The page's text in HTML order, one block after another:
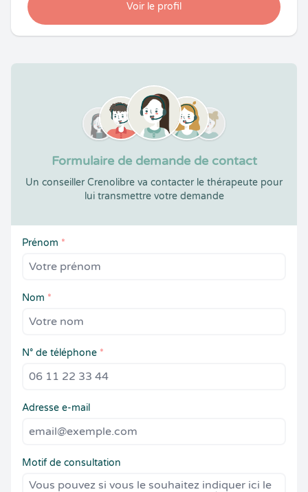
Voir le profil
Formulaire de demande de contact
Un conseiller Crenolibre va contacter le thérapeute pour
lui transmettre votre demande
Prénom *
Nom *
N° de téléphone *
Adresse e-mail
Motif de consultation